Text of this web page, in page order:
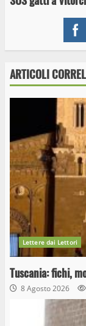
ARTICOLI
Lettere dai Lettori
Tuscania: fichi,
8 Agosto 2026